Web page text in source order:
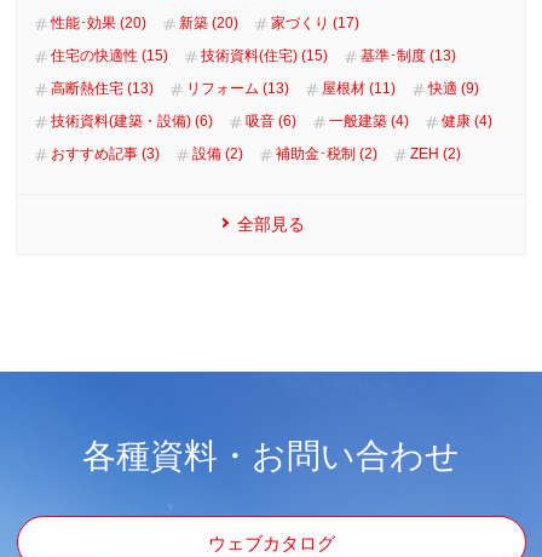
性能･効果 (20)
新築 (20)
家づくり (17)
住宅の快適性 (15)
技術資料(住宅) (15)
基準･制度 (13)
高断熱住宅 (13)
リフォーム (13) 屋根材 (11)
快適 (9)
技術資料(建築・設備) (6)
吸音 (6) 一般建築 (4)
健康 (4)
おすすめ記事 (3)
設備 (2) 補助金･税制 (2) ZEH (2)
全部見る
各種資料・お問い合わせ
ウェブカタログ